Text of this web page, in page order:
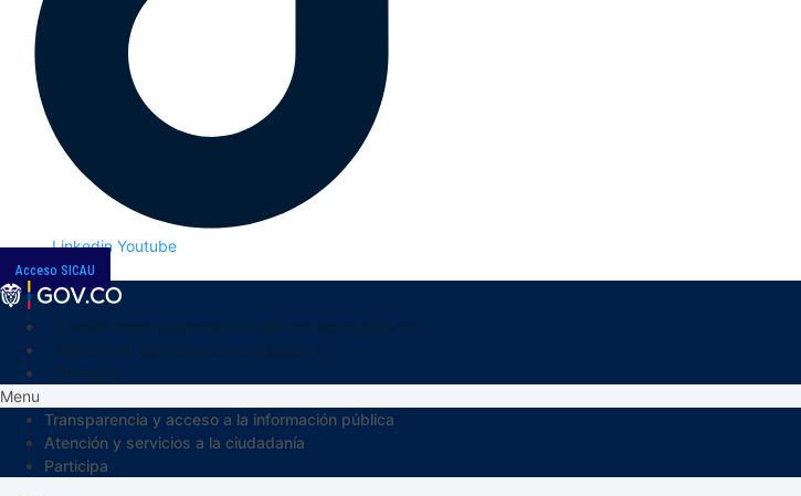
Linkedin Youtube
Acceso SICAU
Menu
Transparencia y acceso a la información pública
Atención y servicios a la ciudadanía
Participa